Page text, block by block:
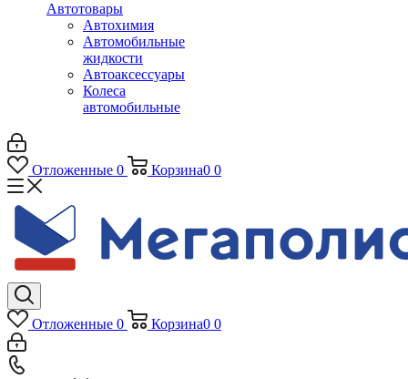
Автотовары
Автохимия
Автомобильные
жидкости
Автоаксессуары
Колеса
автомобильные
Отложенные 0 Корзина0 0
Отложенные 0 Корзина0 0